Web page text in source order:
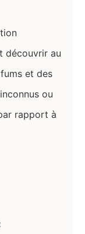
découvrir au
et des
ou
rapport à